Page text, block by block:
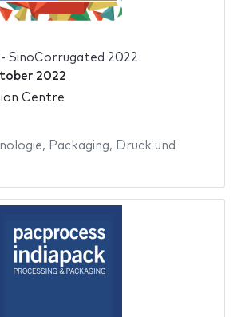
SinoCorrugated 2022
2022
Centre
, Packaging,
Druck und